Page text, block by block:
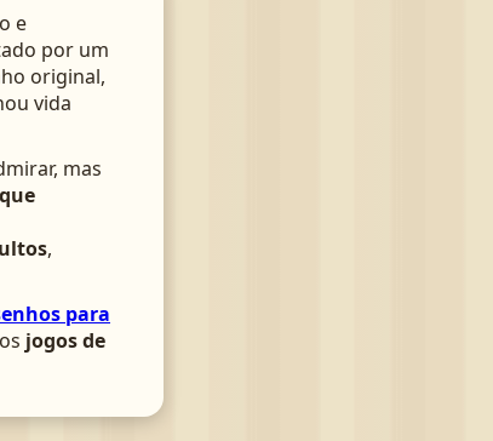
e
por um
original,
vida
mas
,
para
jogos de